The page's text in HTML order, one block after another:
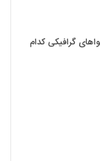
گرافیکی کدام